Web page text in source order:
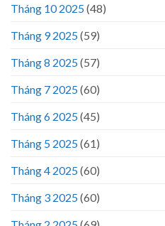
Tháng 10 2025(48)
Tháng 9 2025(59)
Tháng 8 2025(57)
Tháng 7 2025(60)
Tháng 6 2025(45)
Tháng 5 2025(61)
Tháng 4 2025(60)
Tháng 3 2025(60)